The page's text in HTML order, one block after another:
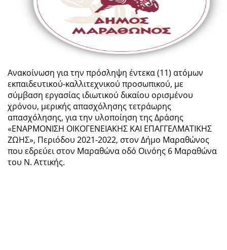
Ανακοίνωση για την πρόσληψη έντεκα (11) ατόμων
εκπαιδευτικού-καλλιτεχνικού προσωπικού, με
σύμβαση εργασίας ιδιωτικού δικαίου ορισμένου
χρόνου, μερικής απασχόλησης τετράωρης
απασχόλησης, για την υλοποίηση της Δράσης
«ΕΝΑΡΜΟΝΙΣΗ ΟΙΚΟΓΕΝΕΙΑΚΗΣ ΚΑΙ ΕΠΑΓΓΕΛΜΑΤΙΚΗΣ
ΖΩΗΣ», Περιόδου 2021-2022, στον Δήμο Μαραθώνος
που εδρεύει στον Μαραθώνα οδό Οινόης 6 Μαραθώνα
του Ν. Αττικής.